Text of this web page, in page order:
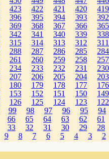
423 422 421 420
419
396 395 394 393
392
369 368 367 366
365
342 341 340 339
338
315 314 313 312
311
288 287 286 285
284
261 260 259 258
257
234 233 232 231
230
207 206 205 204
203
180 179 178 177
176
153 152 151 150
149
126 125 124 123
122
99 98 97 96 95
94
66 65 64 63 62
61
33 32 31 30 29
28
9 8 7 6 5 4 3 2